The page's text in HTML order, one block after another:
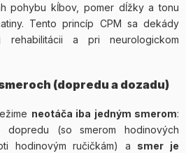
pohybu kĺbov, pomer dĺžky a tonu
Tento princíp CPM sa dekády
rehabilitácii a pri neurologickom
(dopredu a dozadu)
neotáča iba jedným smerom:
(so smerom hodinových
hodinovým ručičkám) a smer je